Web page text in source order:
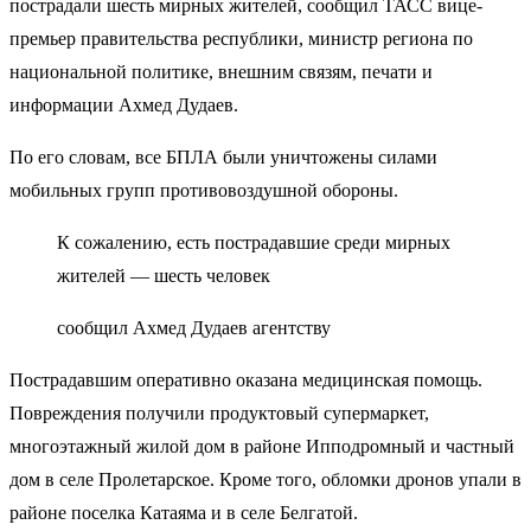
пострадали шесть мирных жителей, сообщил ТАСС вице-
премьер правительства республики, министр региона по
национальной политике, внешним связям, печати и
информации Ахмед Дудаев.
По его словам, все БПЛА были уничтожены силами
мобильных групп противовоздушной обороны.
К сожалению, есть пострадавшие среди мирных
жителей — шесть человек
сообщил Ахмед Дудаев агентству
Пострадавшим оперативно оказана медицинская помощь.
Повреждения получили продуктовый супермаркет,
многоэтажный жилой дом в районе Ипподромный и частный
дом в селе Пролетарское. Кроме того, обломки дронов упали в
районе поселка Катаяма и в селе Белгатой.